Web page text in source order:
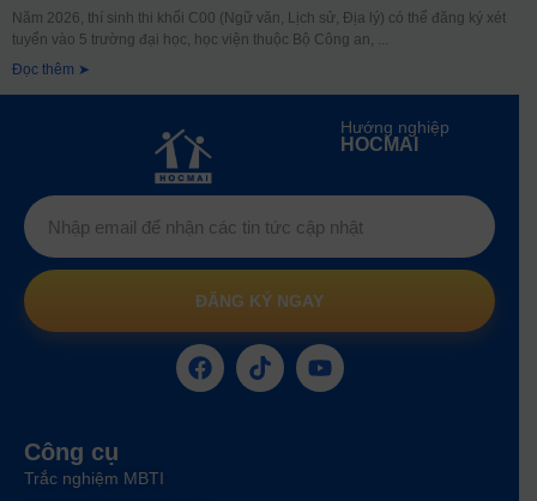
Năm 2026, thí sinh thi khối C00 (Ngữ văn, Lịch sử, Địa lý) có thể đăng ký xét
tuyển vào 5 trường đại học, học viện thuộc Bộ Công an,
Đọc thêm ➤
Hướng nghiệp
HOCMAI
ĐĂNG KÝ NGAY
Công cụ
Trắc nghiệm MBTI